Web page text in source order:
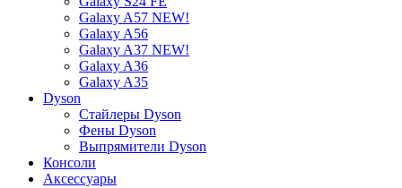
Galaxy A57 NEW!
Galaxy A56
Galaxy A37 NEW!
Galaxy A36
Galaxy A35
Dyson
Стайлеры Dyson
Фены Dyson
Выпрямители Dyson
Консоли
Аксессуары